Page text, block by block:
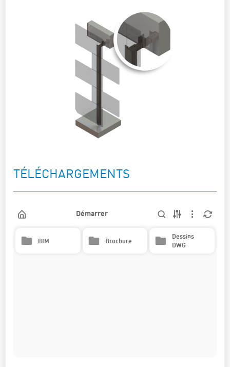
TÉLÉCHARGEMENTS
Démarrer
BIM Brochure
Dessins
DWG